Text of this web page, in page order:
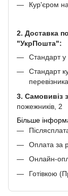
Кур'єром
2. Доставка
"УкрПошта":
Стандарт у
Стандарт
3. Самовивіз
пожежників, 2
Більше
Оплата за
Онлайн-
Готівкою